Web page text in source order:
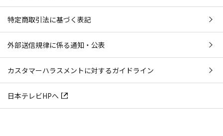
特定商取引法に基づく表記
外部送信規律に係る通知・公表
カスタマーハラスメントに対するガイドライン
日本テレビHPへ